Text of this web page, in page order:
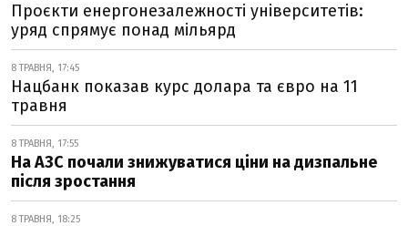
Проєкти енергонезалежності університетів:
уряд спрямує понад мільярд
8 ТРАВНЯ, 17:45
Нацбанк показав курс долара та євро на 11
травня
8 ТРАВНЯ, 17:55
На АЗС почали знижуватися ціни на дизпальне
після зростання
8 ТРАВНЯ, 18:25